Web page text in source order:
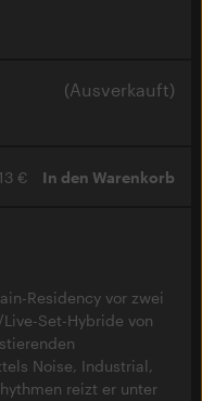
(Ausverkauft)
13 € In den Warenkorb
Residency vor zwei
Set-Hybride von
Noise, Industrial,
reizt er unter